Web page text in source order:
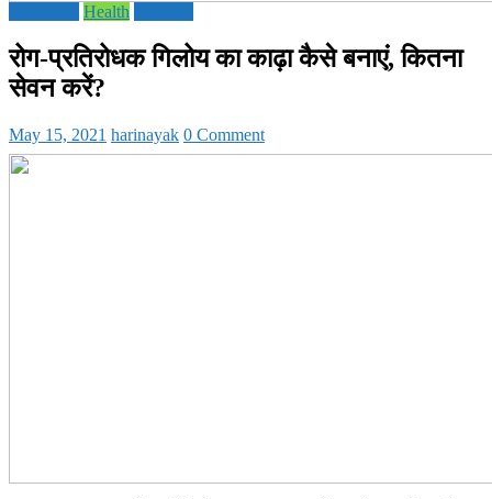
Health
रोग-प्रतिरोधक गिलोय का काढ़ा कैसे बनाएं, कितना
सेवन करें?
May 15, 2021 harinayak 0 Comment